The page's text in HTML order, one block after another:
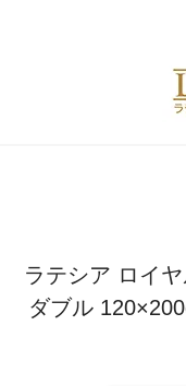
ラテシア ロイ
ダブル